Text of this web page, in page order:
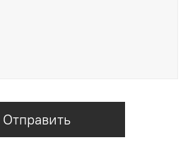
Отправить